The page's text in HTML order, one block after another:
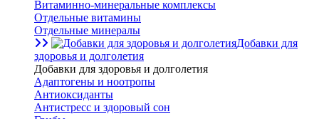
Витаминно-минеральные комплексы
Отдельные витамины
Отдельные минералы
Добавки для
здоровья и долголетия
Добавки для здоровья и долголетия
Адаптогены и ноотропы
Антиоксиданты
Антистресс и здоровый сон